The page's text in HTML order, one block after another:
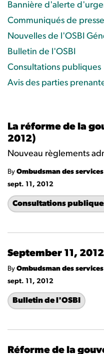
La réforme de la
2012)
Nouveau règlements
By Ombudsman des
sept. 11, 2012
Consultations
September 11,
By Ombudsman des
sept. 11, 2012
Bulletin de l'OSBI
Réforme de la
Bannière d'alerte
Communiqués de presse
Nouvelles de l'OSBI
Bulletin de l'OSBI
Consultations publiques
Avis des parties